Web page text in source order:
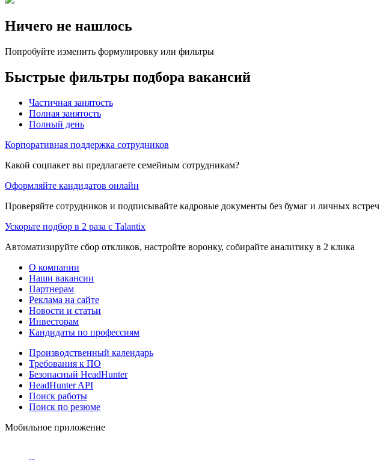
Ничего не нашлось
Попробуйте изменить формулировку или фильтры
Быстрые фильтры подбора вакансий
Частичная занятость
Полная занятость
Полный день
Корпоративная поддержка сотрудников
Какой соцпакет вы предлагаете семейным сотрудникам?
Оформляйте кандидатов онлайн
Проверяйте сотрудников и подписывайте кадровые документы без бумаг и личных встреч
Ускорьте подбор в 2 раза с Talantix
Автоматизируйте сбор откликов, настройте воронку, собирайте аналитику в 2 клика
О компании
Наши вакансии
Партнерам
Реклама на сайте
Новости и статьи
Инвесторам
Кандидаты по профессиям
Производственный календарь
Требования к ПО
Безопасный HeadHunter
HeadHunter API
Поиск работы
Поиск по резюме
Мобильное приложение